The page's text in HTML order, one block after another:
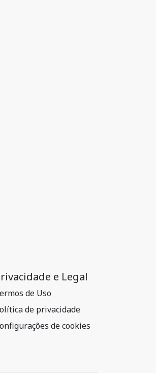
e Legal
de Uso
de privacidade
de cookies